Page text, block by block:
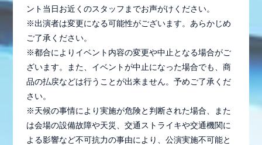
ント当日お近くのスタッフまでお声がけください。
※出演者は変更になる可能性がございます。あらかじめ
ご了承ください。
※都合によりイベント内容の変更や中止となる場合がご
ざいます。また、イベントが中止になった場合でも、商
品の払戻などは行うことが出来ません。予めご了承くだ
さい。
※天候の事情により実施が危険と判断された場合、また
は会場の設備故障や天災、交通ストライキや交通機関に
よる影響など不可抗力の事由により、公演実施不可能と